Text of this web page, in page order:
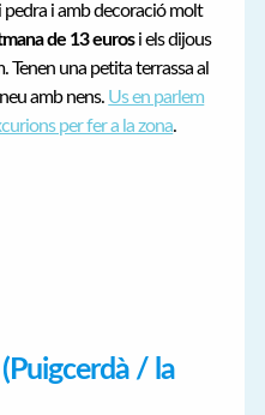
i amb decoració molt
de 13 eurosi els dijous
Tenen una petita terrassa al
amb nens. Us en parlem
per fer a la zona.
/ la